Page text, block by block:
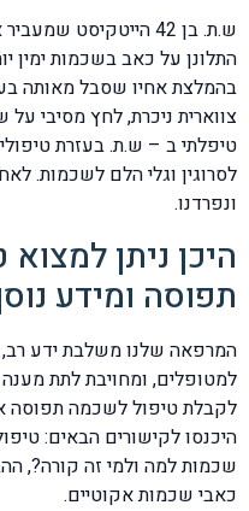
ש.ת. בן 42 הייטקיסט
התלונן על כאב בשכמות ימין
בהמלצת אחיו שסבל מאותה
צווארית ניכרת, לחץ מסיבי
טיפלתי ב – ש.ת. בעזרת
ונפרדנו.
היכן ניתן
תפוסה ומידע
המרפאה שלנו משלבת ידע רב,
למטופלים, ומחויבת לתת
לקבלת טיפול לשכמה תפוסה
היכנסו לקישורים הבאים:
שכמות למה ולמי זה קורה?,
כאבי שכמות אקוטיים.